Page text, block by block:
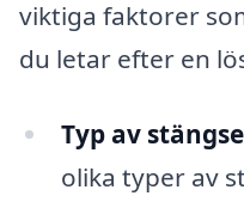
viktiga faktorer
du letar efter en
Typ av
olika typer av